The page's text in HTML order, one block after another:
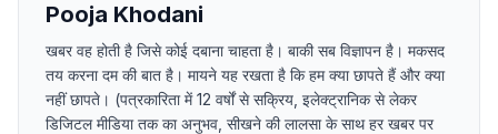
Pooja Khodani
खबर वह होती है जिसे कोई दबाना चाहता है। बाकी सब विज्ञापन है। मकसद
तय करना दम की बात है। मायने यह रखता है कि हम क्या छापते हैं और क्या
नहीं छापते। (पत्रकारिता में 12 वर्षों से सक्रिय, इलेक्ट्रानिक से लेकर
डिजिटल मीडिया तक का अनुभव, सीखने की लालसा के साथ हर खबर पर